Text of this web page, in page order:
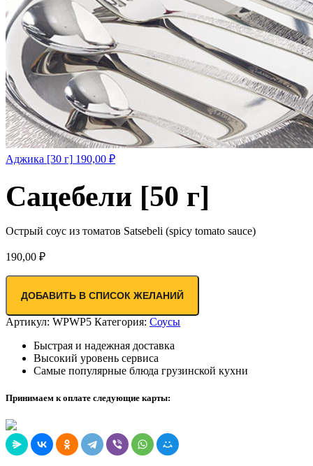
Аджика [30 г] 190,00 ₽
Сацебели [50 г]
Острый соус из томатов Satsebeli (spicy tomato sauce)
190,00 ₽
ДОБАВИТЬ В СПИСОК ЖЕЛАНИЙ
Артикул: WPWP5 Категория: Соусы
Быстрая и надежная доставка
Высокий уровень сервиса
Самые популярные блюда грузинской кухни
Принимаем к оплате следующие карты: